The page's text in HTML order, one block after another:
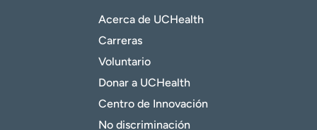
Acerca de UCHealth
Carreras
Voluntario
Donar a UCHealth
Centro de Innovación
No discriminación